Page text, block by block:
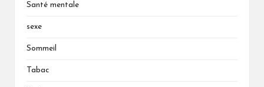
Santé mentale
sexe
Sommeil
Tabac